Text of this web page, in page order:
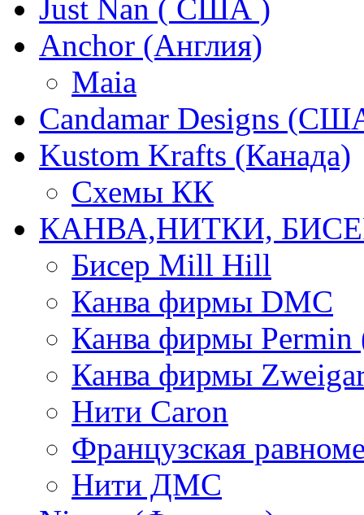
Just Nan ( США )
Anchor (Англия)
Maia
Candamar Designs
Kustom Krafts (Канада)
Схемы КК
КАНВА,НИТКИ,
Бисер Mill Hill
Канва фирмы DMC
Канва фирмы Permin
Канва фирмы
Нити Caron
Французская
Нити ДМС